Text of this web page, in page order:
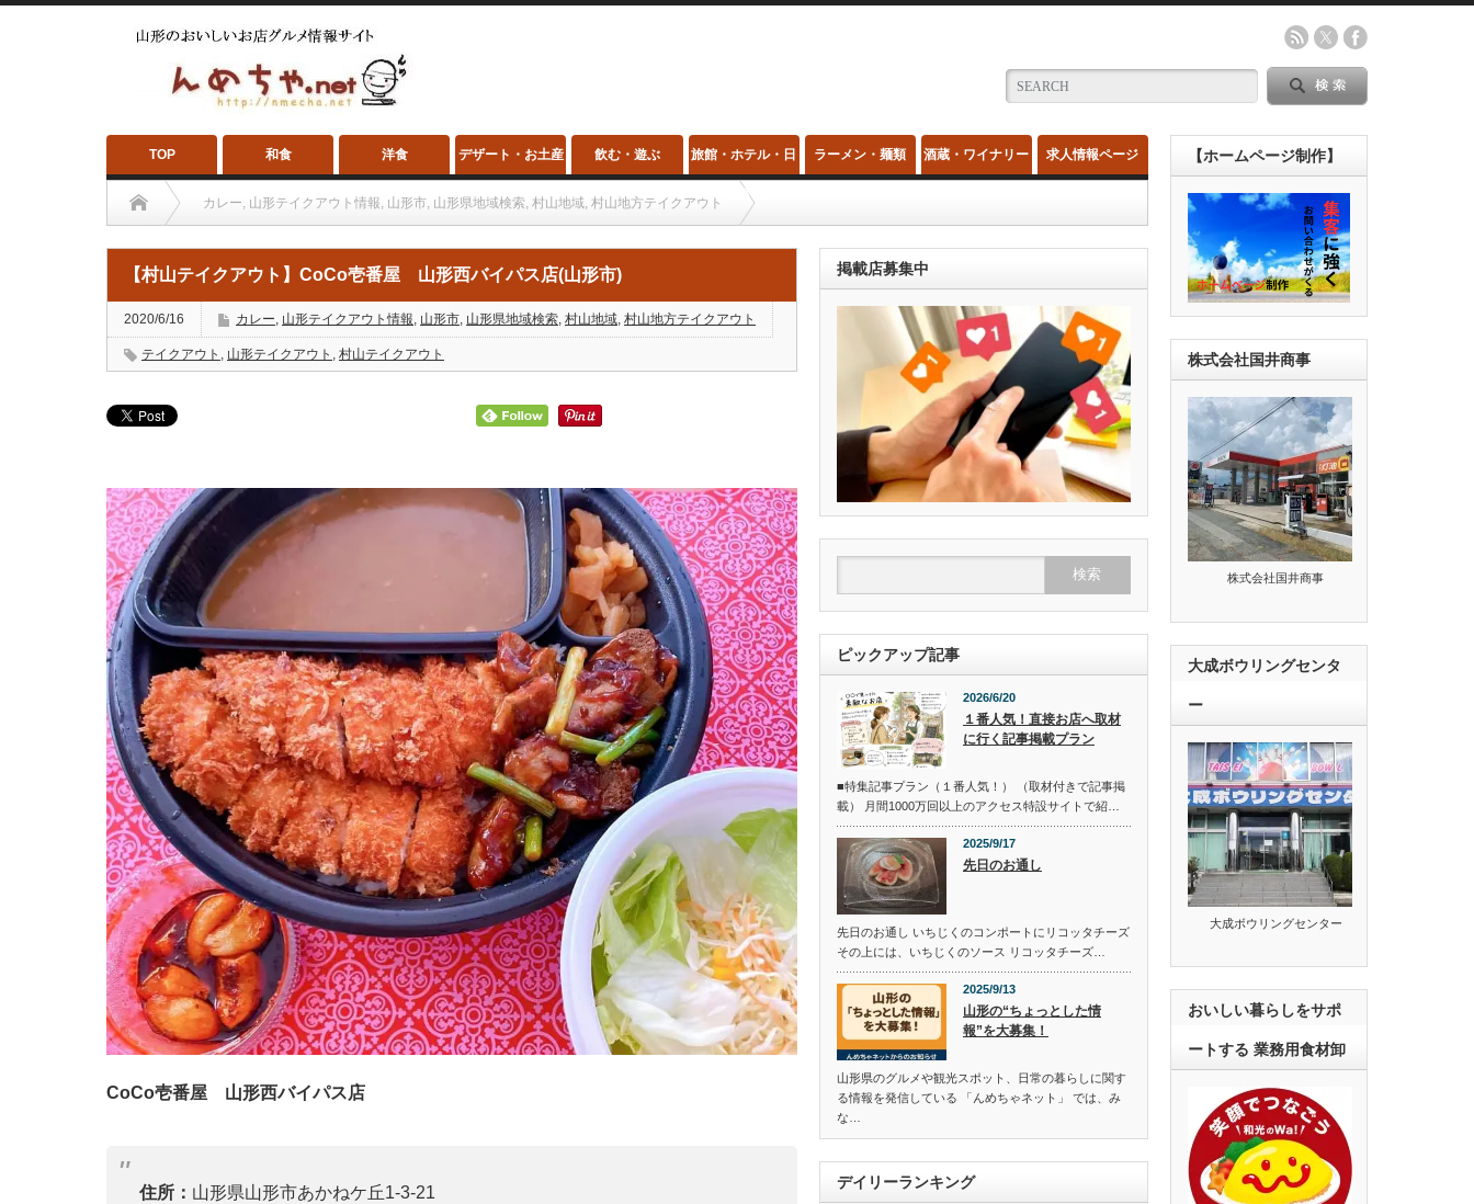
TOP 和食 洋食 デザート・お土産 飲む・遊ぶ 旅館・ホテル・日
帰り温泉・スパ
ラーメン・麺類 酒蔵・ワイナリー 求人情報ページ
カレー, 山形テイクアウト情報, 山形市, 山形県地域検索, 村山地域, 村山地方テイクアウト
【村山テイクアウト】CoCo壱番屋 山形西バイパス店(山形市)
【村山テイクアウト】CoCo壱番屋 山形西バイパス店(山形市)
2020/6/16 カレー, 山形テイクアウト情報, 山形市, 山形県地域検索, 村山地域, 村山地方テイクアウト
テイクアウト , 山形テイクアウト , 村山テイクアウト
CoCo壱番屋 山形西バイパス店
住所： 山形県山形市あかねケ丘1-3-21
掲載店募集中
ピックアップ記事
2026/6/20
１番人気！直接お店へ取材
に行く記事掲載プラン
■特集記事プラン（１番人気！） （取材付きで記事掲
載） 月間1000万回以上のアクセス特設サイトで紹…
2025/9/17
先日のお通し
先日のお通し いちじくのコンポートにリコッタチーズ
その上には、いちじくのソース リコッタチーズ…
2025/9/13
山形の“ちょっとした情
報”を大募集！
山形県のグルメや観光スポット、日常の暮らしに関す
る情報を発信している 「んめちゃネット」 では、み
な…
デイリーランキング
【ホームページ制作】
株式会社国井商事
株式会社国井商事
大成ボウリングセンタ
ー
大成ボウリングセンター
おいしい暮らしをサポ
ートする 業務用食材卸